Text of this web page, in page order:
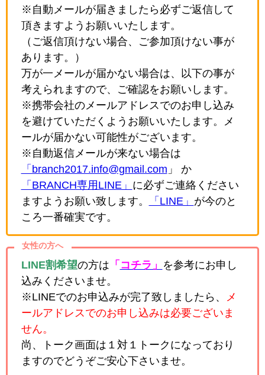
※自動メールが届きましたら必ずご返信して
頂きますようお願いいたします。
（ご返信頂けない場合、ご参加頂けない事が
あります。）
万が一メールが届かない場合は、以下の事が
考えられますので、ご確認をお願いします。
※携帯会社のメールアドレスでのお申し込み
を避けていただくようお願いいたします。メ
ールが届かない可能性がございます。
※自動返信メールが来ない場合は
「branch2017.info@gmail.com 」 か
「BRANCH専用LINE」 に必ずご連絡ください
ますようお願い致します。
「LINE」 が今のと
ころ一番確実です。
女性の方へ
LINE割希望の方は 「 コチラ」
を参考にお申し
込みくださいませ。
※LINEでのお申込みが完了致しましたら、
メ
ールアドレスでのお申し込みは必要ございま
せん。
尚、トーク画面は１対１トークになっており
ますのでどうぞご安心下さいませ。